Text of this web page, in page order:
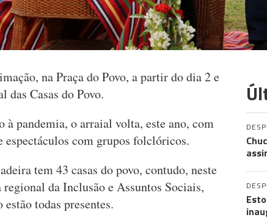
na Praça do Povo, a partir do dia 2 e
das Casas do Povo.
pandemia, o arraial volta, este ano, com
espectáculos com grupos folclóricos.
tem 43 casas do povo, contudo, neste
da Inclusão e Assuntos Sociais,
todas presentes.